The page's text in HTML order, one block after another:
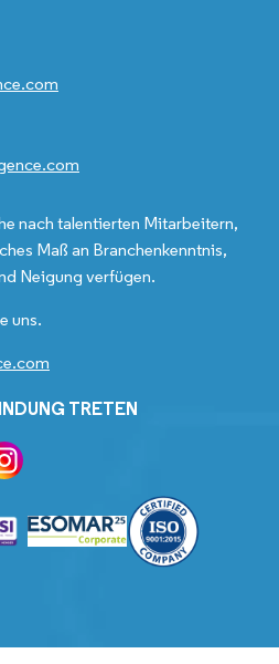
nach talentierten Mitarbeitern,
Maß an Branchenkenntnis,
Neigung verfügen.
uns.
TRETEN